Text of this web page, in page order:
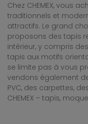
Chez CHEMEX, vous
traditionnels et
attractifs. Le grand
proposons des tapis
intérieur, y compris
tapis aux motifs
se limite pas à vous
vendons également
PVC, des carpettes,
CHEMEX – tapis,